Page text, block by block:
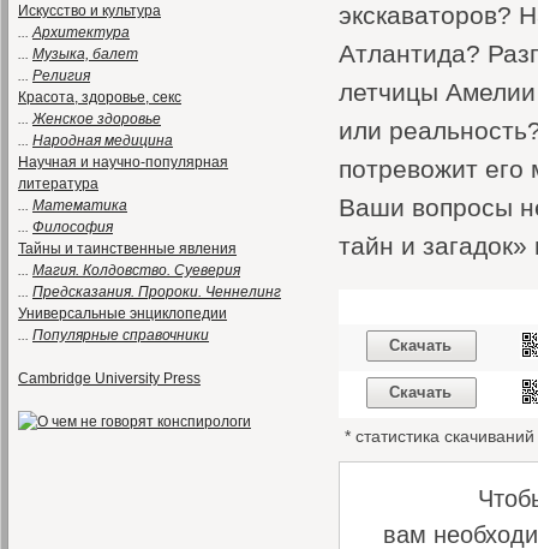
Искусство и культура
...Архитектура
... Музыка, балет
... Религия
Красота, здоровье, секс
...Женское здоровье
... Народная медицина
Научная и научно-популярная
литература
... Математика
... Философия
Тайны и таинственные явления
... Магия. Колдовство. Суеверия
... Предсказания. Пророки. Ченнелинг
Универсальные энциклопедии
... Популярные справочники
Cambridge University Press
экскаваторов?
Атлантида?
летчицы
или
потревожит
Ваши вопросы
тайн и
Скачать
Скачать
* статистика
вам